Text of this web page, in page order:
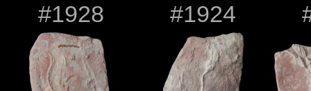
#1928 #1924